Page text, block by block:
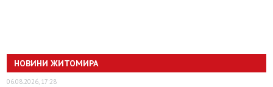
НОВИНИ ЖИТОМИРА
06.08.2026, 17:28